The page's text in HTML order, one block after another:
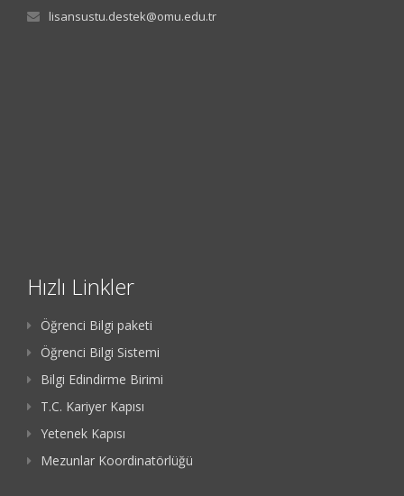
lisansustu.destek@omu.edu.tr
Hızlı Linkler
Öğrenci Bilgi paketi
Öğrenci Bilgi Sistemi
Bilgi Edindirme Birimi
T.C. Kariyer Kapısı
Yetenek Kapısı
Mezunlar Koordinatörlüğü